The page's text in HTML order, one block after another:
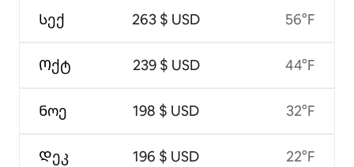
Სექ
Ოქტ
Ნოე
Დეკ
263 $ USD
239 $ USD
198 $ USD
196 $ USD
56°F
44°F
32°F
22°F